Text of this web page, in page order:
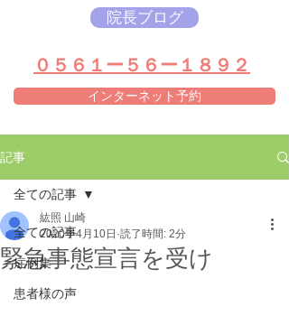
院長ブログ
​０５６１ー５６ー１８９２
インターネット予約
記事
全ての記事
症例集
患者様の声
全ての記事
緊急事態宣言を受け
紘照 山崎
2020年4月10日 読了時間: 2分